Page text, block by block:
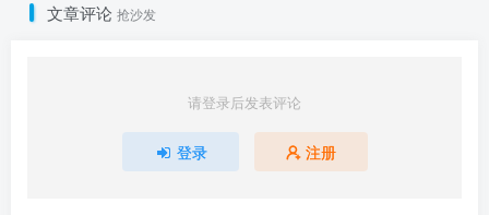
文章评论 抢沙发
请登录后发表评论
登录 注册